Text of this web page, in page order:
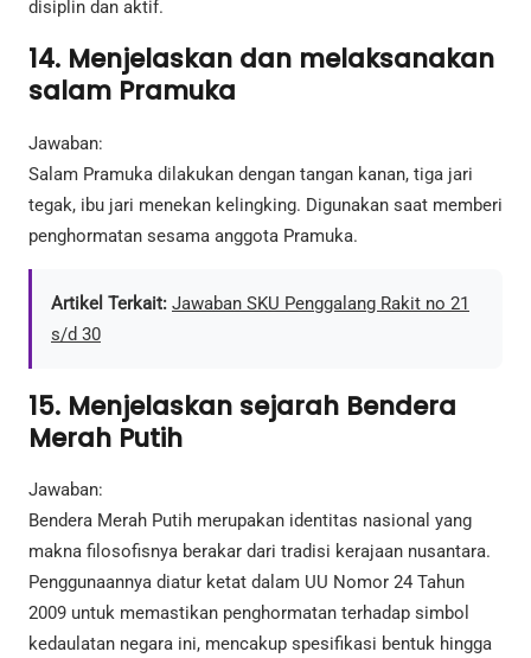
disiplin dan aktif.
14. Menjelaskan dan melaksanakan
salam Pramuka
Jawaban:
Salam Pramuka dilakukan dengan tangan kanan, tiga jari
tegak, ibu jari menekan kelingking. Digunakan saat memberi
penghormatan sesama anggota Pramuka.
Artikel Terkait: Jawaban SKU Penggalang Rakit no 21
s/d 30
15. Menjelaskan sejarah Bendera
Merah Putih
Jawaban:
Bendera Merah Putih merupakan identitas nasional yang
makna filosofisnya berakar dari tradisi kerajaan nusantara.
Penggunaannya diatur ketat dalam UU Nomor 24 Tahun
2009 untuk memastikan penghormatan terhadap simbol
kedaulatan negara ini, mencakup spesifikasi bentuk hingga